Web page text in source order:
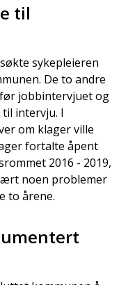
til
søkte sykepleieren
De to andre
jobbintervjuet og
intervju. I
om klager ville
fortalte åpent
2016 - 2019,
noen problemer
to årene.